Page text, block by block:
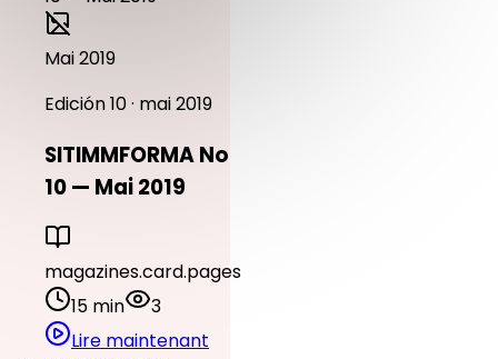
Mai 2019
Edición 10 · mai 2019
SITIMMFORMA No
10 — Mai 2019
magazines.card.pages
15 min
3
Lire maintenant